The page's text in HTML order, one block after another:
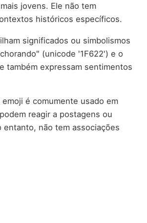
jovens. Ele não tem
históricos específicos.
significados ou simbolismos
(unicode '1F622') e o
também expressam sentimentos
é comumente usado em
reagir a postagens ou
não tem associações